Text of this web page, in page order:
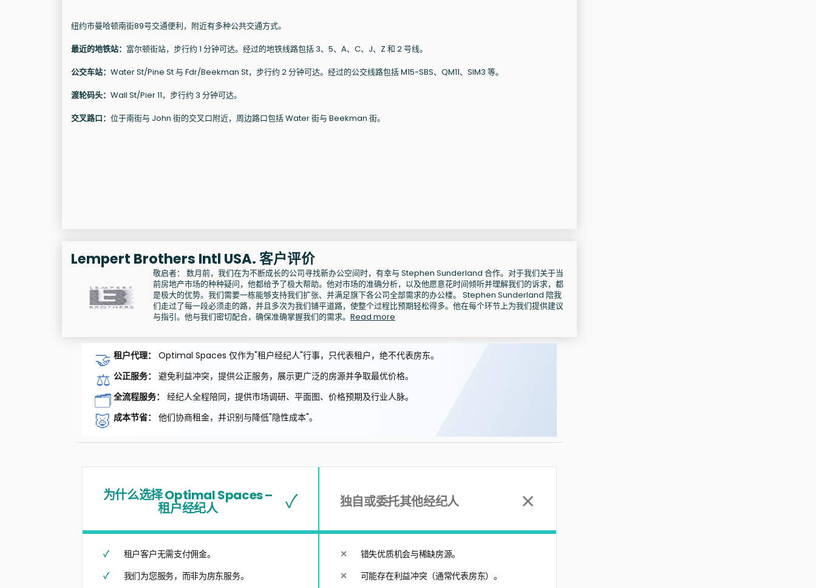
纽约市曼哈顿南街89号交通便利，附近有多种公共交通方式。
最近的地铁站： 富尔顿街站，步行约 1 分钟可达。经过的地铁线路包括 3、5、A、C、J、Z 和 2 号线。
公交车站： Water St/Pine St 与 Fdr/Beekman St，步行约 2 分钟可达。经过的公交线路包括 M15-SBS、QM11、SIM3 等。
渡轮码头： Wall St/Pier 11，步行约 3 分钟可达。
交叉路口： 位于南街与 John 街的交叉口附近，周边路口包括 Water 街与 Beekman 街。
Lempert Brothers Intl USA. 客户评价
敬启者： 数月前，我们在为不断成长的公司寻找新办公空间时，有幸与 Stephen Sunderland 合作。对于我们关于当
前房地产市场的种种疑问，他都给予了极大帮助。他对市场的准确分析，以及他愿意花时间倾听并理解我们的诉求，都
是极大的优势。我们需要一栋能够支持我们扩张、并满足旗下各公司全部需求的办公楼。 Stephen Sunderland 陪我
们走过了每一段必须走的路，并且多次为我们铺平道路，使整个过程比预期轻松得多。他在每个环节上为我们提供建议
与指引。他与我们密切配合，确保准确掌握我们的需求。 Read more
🤝 租户代理： Optimal Spaces 仅作为"租户经纪人"行事，只代表租户，绝不代表房东。
⚖️ 公正服务： 避免利益冲突，提供公正服务，展示更广泛的房源并争取最优价格。
🗂️ 全流程服务： 经纪人全程陪同，提供市场调研、平面图、价格预期及行业人脉。
🐷 成本节省： 他们协商租金，并识别与降低"隐性成本"。
为什么选择 Optimal Spaces –
租户经纪人 ✓
租户客户无需支付佣金。
我们为您服务，而非为房东服务。
独自或委托其他经纪人 ✕
错失优质机会与稀缺房源。
可能存在利益冲突（通常代表房东）。